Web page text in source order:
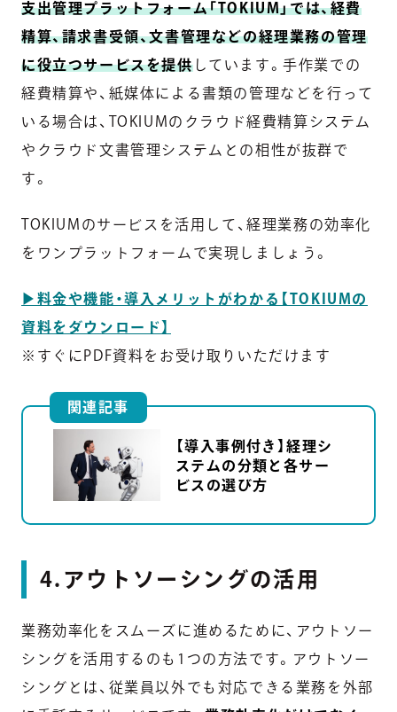
支出管理プラットフォーム「TOKIUM」では、経費
精算、請求書受領、文書管理などの経理業務の管理
に役立つサービスを提供しています。手作業での
経費精算や、紙媒体による書類の管理などを行って
いる場合は、TOKIUMのクラウド経費精算システム
やクラウド文書管理システムとの相性が抜群で
す。
TOKIUMのサービスを活用して、経理業務の効率化
をワンプラットフォームで実現しましょう。
▶︎料金や機能・導入メリットがわかる【TOKIUMの
資料をダウンロード】
※すぐにPDF資料をお受け取りいただけます
関連記事
【導入事例付き】経理シ
ステムの分類と各サー
ビスの選び方
4.アウトソーシングの活用
業務効率化をスムーズに進めるために、アウトソー
シングを活用するのも1つの方法です。アウトソー
シングとは、従業員以外でも対応できる業務を外部